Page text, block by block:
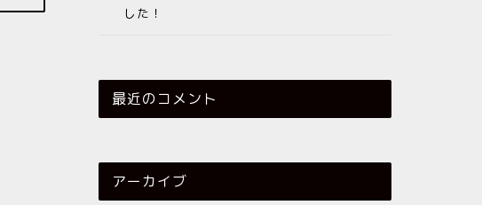
した！
最近のコメント
アーカイブ